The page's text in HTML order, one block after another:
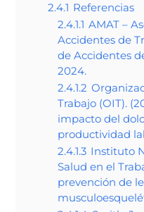
2.4.1 Referencias
2.4.1.1 AMAT –
Accidentes de
de Accidentes
2024.
2.4.1.2
Trabajo (OIT).
impacto del
productividad
2.4.1.3 Instituto
Salud en el
prevención de